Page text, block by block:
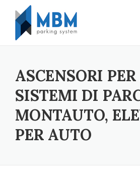
Skip to content
ASCENSORI
SISTEMI DI
MONTAUTO,
PER AUTO